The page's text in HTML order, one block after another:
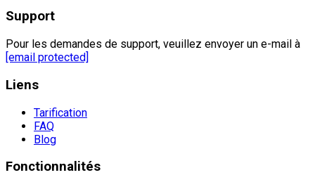
Support
Pour les demandes de support, veuillez envoyer un e-mail à
[email protected]
Liens
Tarification
FAQ
Blog
Fonctionnalités